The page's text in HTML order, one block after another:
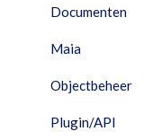
HRM
Interfaces
Maia
Performance
Documenten
Maia
Objectbeheer
Plugin/API